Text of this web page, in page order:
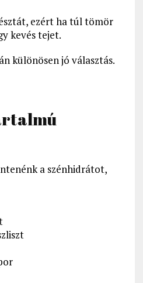
ezért ha túl tömör
kevés tejet.
különösen jó választás.
a szénhidrátot,